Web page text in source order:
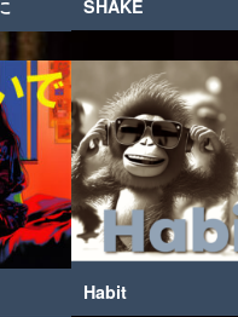
SHAKE
Habit